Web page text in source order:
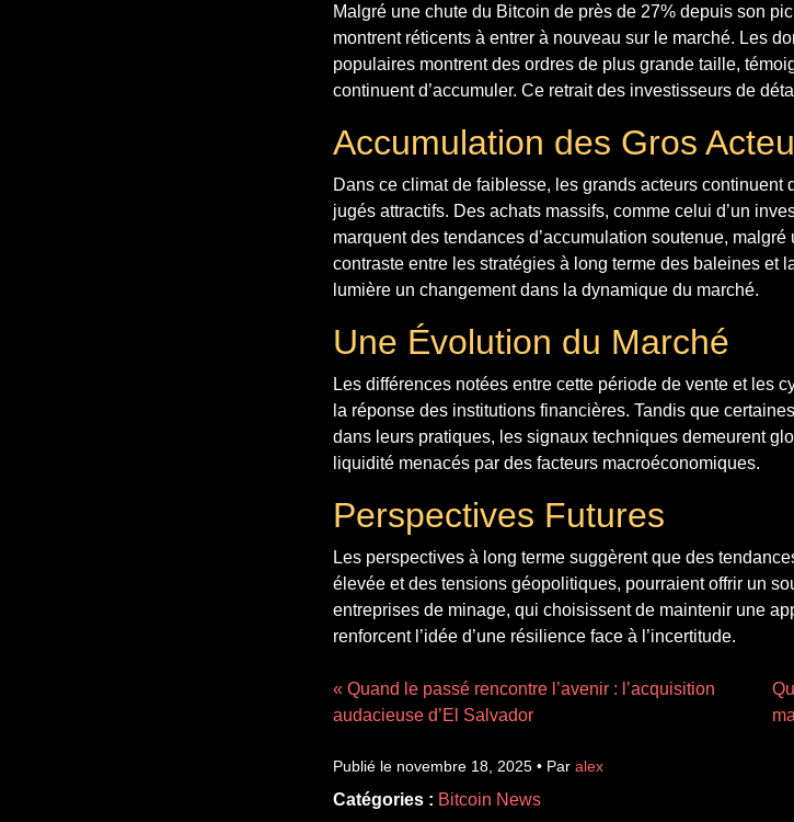
Malgré une chute du Bitcoin de près de 27% depuis son
montrent réticents à entrer à nouveau sur le marché. Les
populaires montrent des ordres de plus grande taille,
continuent d’accumuler. Ce retrait des investisseurs de
Accumulation des Gros
Dans ce climat de faiblesse, les grands acteurs continuent
jugés attractifs. Des achats massifs, comme celui d’un
marquent des tendances d’accumulation soutenue,
contraste entre les stratégies à long terme des baleines et
lumière un changement dans la dynamique du marché.
Une Évolution du Marché
Les différences notées entre cette période de vente et les
la réponse des institutions financières. Tandis que
dans leurs pratiques, les signaux techniques demeurent
liquidité menacés par des facteurs macroéconomiques.
Perspectives Futures
Les perspectives à long terme suggèrent que des
élevée et des tensions géopolitiques, pourraient offrir un
entreprises de minage, qui choisissent de maintenir une
renforcent l’idée d’une résilience face à l’incertitude.
« Quand le passé rencontre l’avenir : l’acquisition
audacieuse d’El Salvador
Publié le novembre 18, 2025 • Par alex
Catégories : Bitcoin News